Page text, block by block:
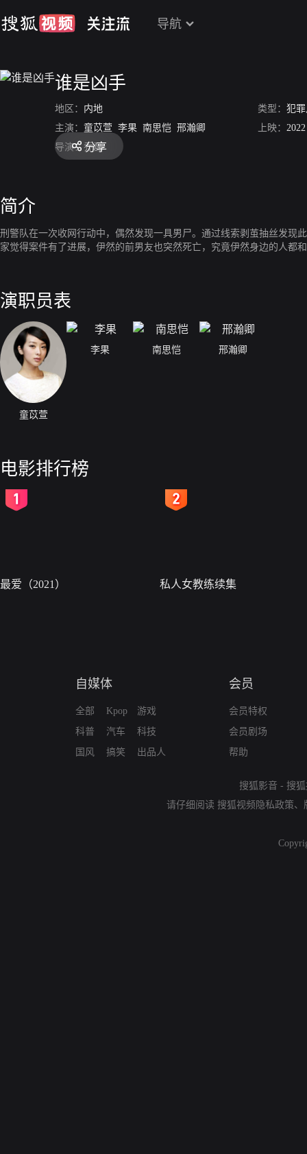
导航
谁是凶手
地区： 内地 类型： 犯
主演： 童苡萱 李果 南思恺 邢瀚卿 上映： 2022
导演： 乔磊
分享
简介
刑警队在一次收网行动中，偶然发现一具男尸。通过线索剥茧抽丝发现
家觉得案件有了进展，伊然的前男友也突然死亡，究竟伊然身边的人都
演职员表
童苡萱
李果 南思恺 邢瀚卿
电影排行榜
最爱（2021） 私人女教练续集
自媒体
全部
科普
国风
Kpop
汽车
搞笑
游戏
科技
出品人
会员
会员特权
会员剧场
帮助
搜狐影音 - 搜
请仔细阅读 搜狐视频隐私政策、